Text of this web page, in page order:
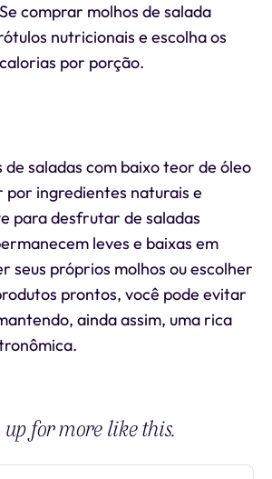
comprar molhos de salada
nutricionais e escolha os
por porção.
de saladas com baixo teor de óleo
por ingredientes naturais e
para desfrutar de saladas
leves e baixas em
seus próprios molhos ou escolher
prontos, você pode evitar
ainda assim, uma rica
for more like this.